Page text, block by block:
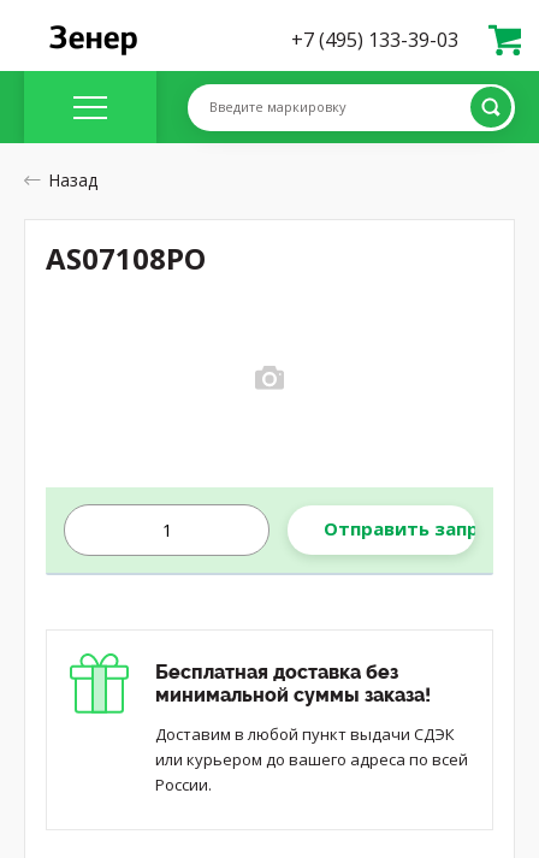
+7 (495) 133-39-03
Введите маркировку
Назад
Отправить запрос
Бесплатная доставка без
минимальной суммы заказа!
Доставим в любой пункт выдачи СДЭК
или курьером до вашего адреса по всей
России.
AS07108PO